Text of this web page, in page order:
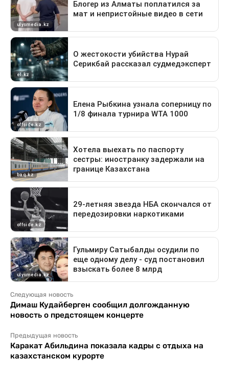
Следующая новость
Димаш Кудайберген сообщил долгожданную
новость о предстоящем концерте
Предыдущая новость
Каракат Абильдина показала кадры с отдыха на
казахстанском курорте